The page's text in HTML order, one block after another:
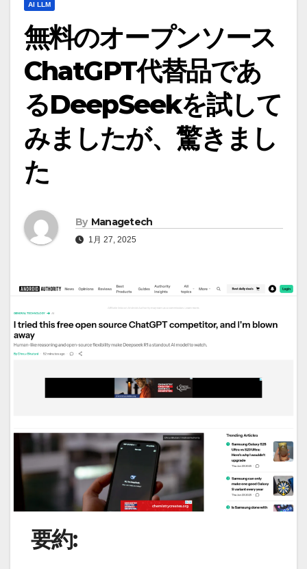
AI LLM
無料のオープンソース
ChatGPT代替品であ
るDeepSeekを試して
みましたが、驚きまし
た
By Managetech
1月 27, 2025
要約: